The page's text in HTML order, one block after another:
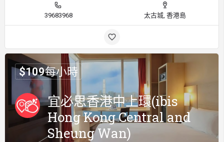
39683968 太古城, 香港島
宜必思香港中上環(ibis
Hong Kong Central and
Sheung Wan)
$109每小時